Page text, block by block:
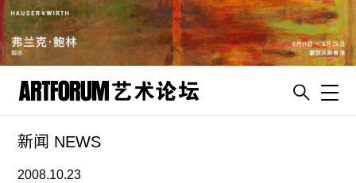
artguide
新闻
新闻 NEWS
2008.10.23